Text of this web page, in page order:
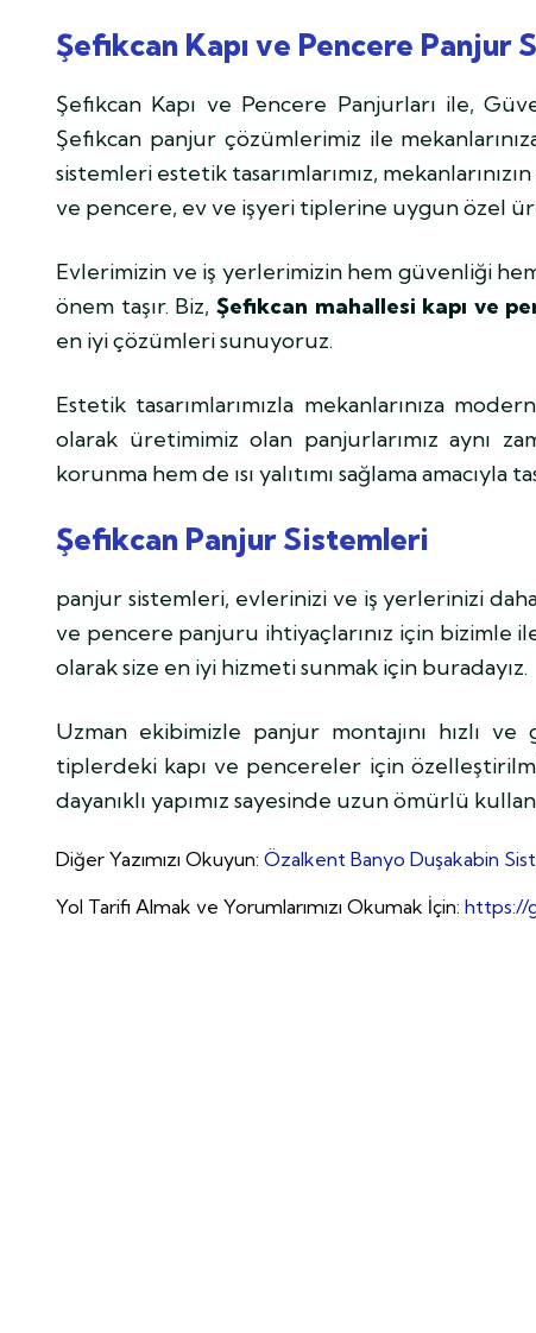
Şefikcan Kapı ve Pencere Panjur
Şefikcan Kapı ve Pencere Panjurları ile,
Şefikcan panjur çözümlerimiz ile
sistemleri estetik tasarımlarımız,
ve pencere, ev ve işyeri tiplerine uygun özel
Evlerimizin ve iş yerlerimizin hem güvenliği
önem taşır. Biz, Şefikcan mahallesi kapı ve
en iyi çözümleri sunuyoruz.
Estetik tasarımlarımızla mekanlarınıza
olarak üretimimiz olan panjurlarımız aynı
korunma hem de ısı yalıtımı sağlama
Şefikcan Panjur Sistemleri
panjur sistemleri, evlerinizi ve iş yerlerinizi
ve pencere panjuru ihtiyaçlarınız için bizimle
olarak size en iyi hizmeti sunmak için buradayız.
Uzman ekibimizle panjur montajını hızlı
tiplerdeki kapı ve pencereler için
dayanıklı yapımız sayesinde uzun ömürlü
Diğer Yazımızı Okuyun: Özalkent Banyo Duşakabin
Yol Tarifi Almak ve Yorumlarımızı Okumak İçin: https://